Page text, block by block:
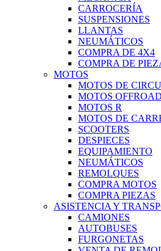
CARROCERÍA
SUSPENSIONES
LLANTAS
NEUMÁTICOS
COMPRA DE 4X4
COMPRA DE
MOTOS
MOTOS DE
MOTOS OFFROAD
MOTOS R
MOTOS DE
SCOOTERS
DESPIECES
EQUIPAMIENTO
NEUMÁTICOS
REMOLQUES
COMPRA MOTOS
COMPRA PIEZAS
ASISTENCIA Y
CAMIONES
AUTOBUSES
FURGONETAS